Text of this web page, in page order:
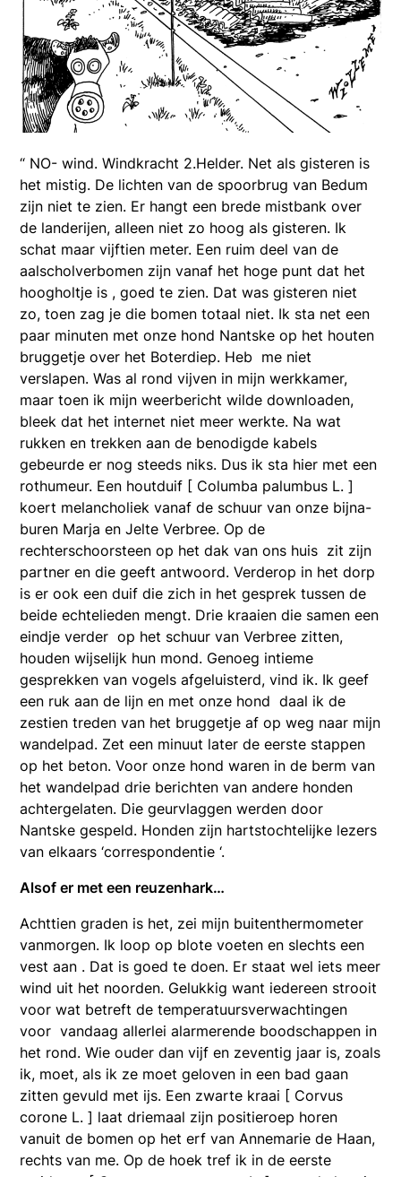
“ NO- wind. Windkracht 2.Helder. Net als gisteren is
het mistig. De lichten van de spoorbrug van Bedum
zijn niet te zien. Er hangt een brede mistbank over
de landerijen, alleen niet zo hoog als gisteren. Ik
schat maar vijftien meter. Een ruim deel van de
aalscholverbomen zijn vanaf het hoge punt dat het
hoogholtje is , goed te zien. Dat was gisteren niet
zo, toen zag je die bomen totaal niet. Ik sta net een
paar minuten met onze hond Nantske op het houten
bruggetje over het Boterdiep. Heb me niet
verslapen. Was al rond vijven in mijn werkkamer,
maar toen ik mijn weerbericht wilde downloaden,
bleek dat het internet niet meer werkte. Na wat
rukken en trekken aan de benodigde kabels
gebeurde er nog steeds niks. Dus ik sta hier met een
rothumeur. Een houtduif [ Columba palumbus L. ]
koert melancholiek vanaf de schuur van onze bijna-
buren Marja en Jelte Verbree. Op de
rechterschoorsteen op het dak van ons huis zit zijn
partner en die geeft antwoord. Verderop in het dorp
is er ook een duif die zich in het gesprek tussen de
beide echtelieden mengt. Drie kraaien die samen een
eindje verder op het schuur van Verbree zitten,
houden wijselijk hun mond. Genoeg intieme
gesprekken van vogels afgeluisterd, vind ik. Ik geef
een ruk aan de lijn en met onze hond daal ik de
zestien treden van het bruggetje af op weg naar mijn
wandelpad. Zet een minuut later de eerste stappen
op het beton. Voor onze hond waren in de berm van
het wandelpad drie berichten van andere honden
achtergelaten. Die geurvlaggen werden door
Nantske gespeld. Honden zijn hartstochtelijke lezers
van elkaars ‘correspondentie ‘.
Alsof er met een reuzenhark…
Achttien graden is het, zei mijn buitenthermometer
vanmorgen. Ik loop op blote voeten en slechts een
vest aan . Dat is goed te doen. Er staat wel iets meer
wind uit het noorden. Gelukkig want iedereen strooit
voor wat betreft de temperatuursverwachtingen
voor vandaag allerlei alarmerende boodschappen in
het rond. Wie ouder dan vijf en zeventig jaar is, zoals
ik, moet, als ik ze moet geloven in een bad gaan
zitten gevuld met ijs. Een zwarte kraai [ Corvus
corone L. ] laat driemaal zijn positieroep horen
vanuit de bomen op het erf van Annemarie de Haan,
rechts van me. Op de hoek tref ik in de eerste